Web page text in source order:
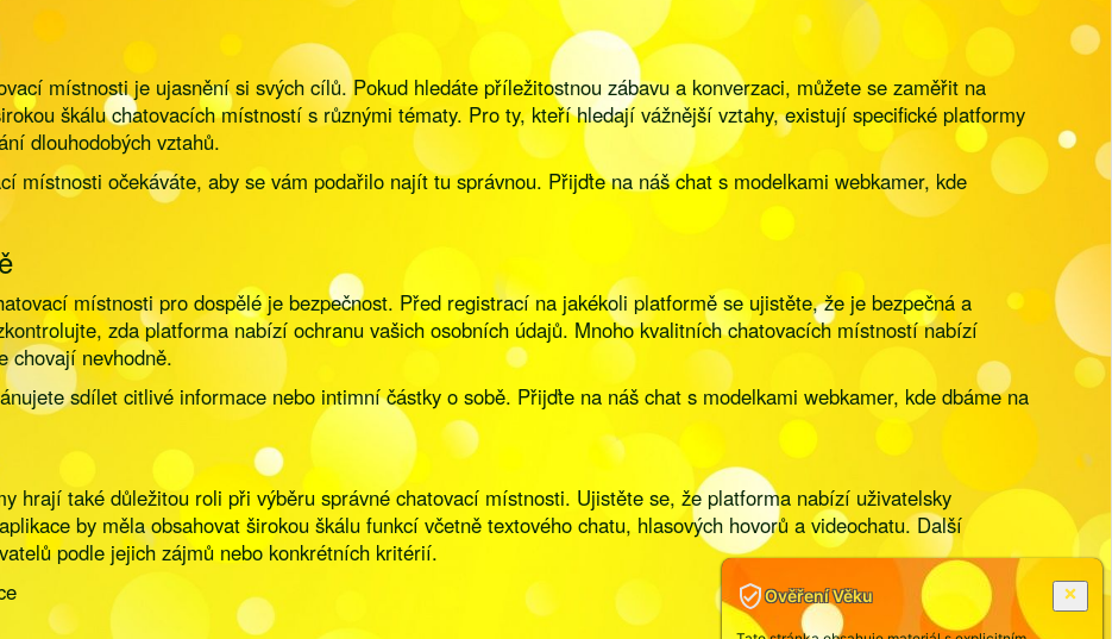
místnosti je ujasnění si svých cílů. Pokud hledáte příležitostnou zábavu a konverzaci, můžete se zaměřit na
škálu chatovacích místností s různými tématy. Pro ty, kteří hledají vážnější vztahy, existují specifické platformy
dlouhodobých vztahů.
místnosti očekáváte, aby se vám podařilo najít tu správnou. Přijďte na náš chat s modelkami webkamer, kde
místnosti pro dospělé je bezpečnost. Před registrací na jakékoli platformě se ujistěte, že je bezpečná a
zda platforma nabízí ochranu vašich osobních údajů. Mnoho kvalitních chatovacích místností nabízí
chovají nevhodně.
sdílet citlivé informace nebo intimní částky o sobě. Přijďte na náš chat s modelkami webkamer, kde dbáme na
hrají také důležitou roli při výběru správné chatovací místnosti. Ujistěte se, že platforma nabízí uživatelsky
by měla obsahovat širokou škálu funkcí včetně textového chatu, hlasových hovorů a videochatu. Další
podle jejich zájmů nebo konkrétních kritérií.
Ověření Věku